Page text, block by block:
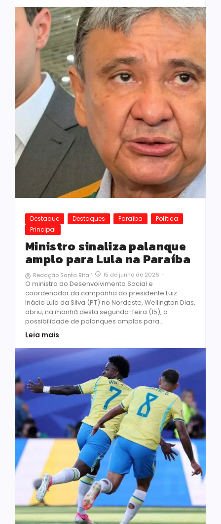
Destaque Destaques Paraíba
Política
Principal
Ministro sinaliza palanque
amplo para Lula na Paraíba
Redação Santa Rita 1 15 de junho de 2026 -
O ministro do Desenvolvimento Social e
coordenador da campanha do presidente Luiz
Inácio Lula da Silva (PT) no Nordeste, Wellington Dias,
abriu, na manhã desta segunda-feira (15), a
possibilidade de palanques amplos para...
Leia mais